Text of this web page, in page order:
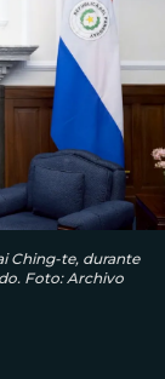
Ching-te, durante
Foto: Archivo